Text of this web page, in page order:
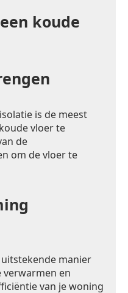
koude
is de meest
vloer te
de
om de vloer te
manier
verwarmen en
van je woning